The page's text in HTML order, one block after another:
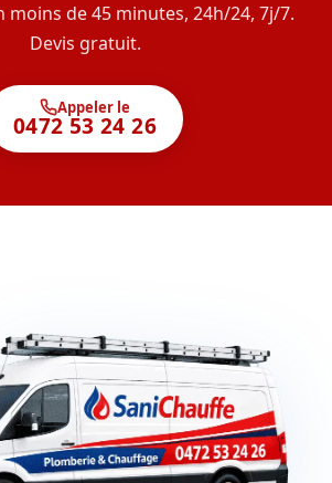
de 45 minutes, 24h/24, 7j/7.
Devis gratuit.
Appeler le
0472 53 24 26